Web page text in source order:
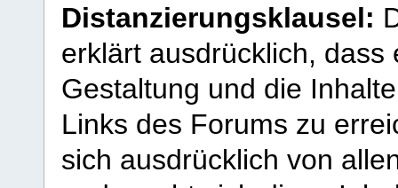
Distanzierungsklausel:
erklärt ausdrücklich,
Gestaltung und die
Links des Forums zu
sich ausdrücklich von